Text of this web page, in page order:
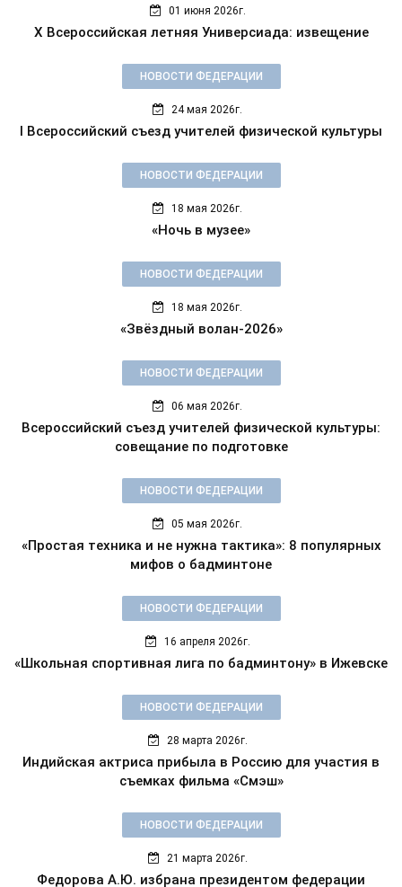
01 июня 2026г.
X Всероссийская летняя Универсиада: извещение
НОВОСТИ ФЕДЕРАЦИИ
24 мая 2026г.
I Всероссийский съезд учителей физической культуры
НОВОСТИ ФЕДЕРАЦИИ
18 мая 2026г.
«Ночь в музее»
НОВОСТИ ФЕДЕРАЦИИ
18 мая 2026г.
«Звёздный волан-2026»
НОВОСТИ ФЕДЕРАЦИИ
06 мая 2026г.
Всероссийский съезд учителей физической культуры:
совещание по подготовке
НОВОСТИ ФЕДЕРАЦИИ
05 мая 2026г.
«Простая техника и не нужна тактика»: 8 популярных
мифов о бадминтоне
НОВОСТИ ФЕДЕРАЦИИ
16 апреля 2026г.
«Школьная спортивная лига по бадминтону» в Ижевске
НОВОСТИ ФЕДЕРАЦИИ
28 марта 2026г.
Индийская актриса прибыла в Россию для участия в
съемках фильма «Смэш»
НОВОСТИ ФЕДЕРАЦИИ
21 марта 2026г.
Федорова А.Ю. избрана президентом федерации